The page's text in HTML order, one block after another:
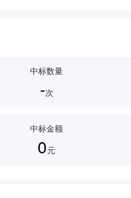
中标数量
-次
中标金额
0元